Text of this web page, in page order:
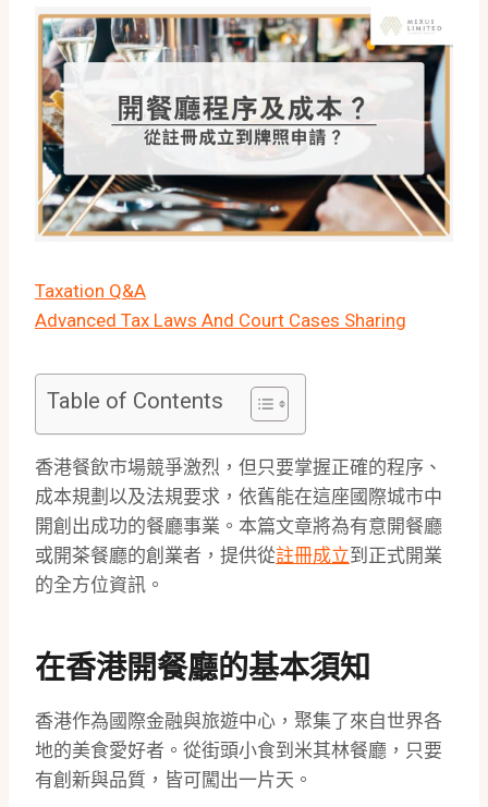
Taxation Q&A
Advanced Tax Laws And Court Cases Sharing
Table of Contents
香港餐飲市場競爭激烈，但只要掌握正確的程序、
成本規劃以及法規要求，依舊能在這座國際城市中
開創出成功的餐廳事業。本篇文章將為有意開餐廳
或開茶餐廳的創業者，提供從註冊成立到正式開業
的全方位資訊。
在香港開餐廳的基本須知
香港作為國際金融與旅遊中心，聚集了來自世界各
地的美食愛好者。從街頭小食到米其林餐廳，只要
有創新與品質，皆可闖出一片天。